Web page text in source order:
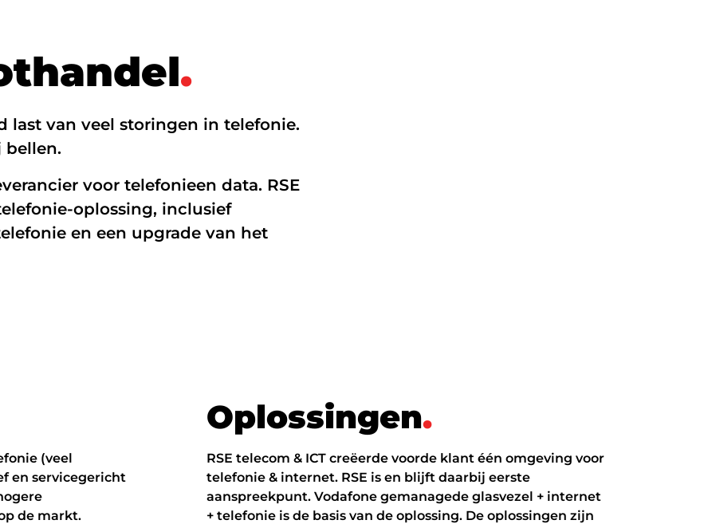
Online beveiliging
NIS2
thandel.
last van veel storingen in telefonie.
bellen.
voor telefonieen data. RSE
oplossing, inclusief
en een upgrade van het
(veel
en servicegericht
de markt.
Oplossingen.
RSE telecom & ICT creëerde voorde klant één omgeving voor
telefonie & internet. RSE is en blijft daarbij eerste
aanspreekpunt. Vodafone gemanagede glasvezel + internet
+ telefonie is de basis van de oplossing. De oplossingen zijn